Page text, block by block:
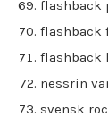
flashback
flashback
flashback
nessrin
svensk